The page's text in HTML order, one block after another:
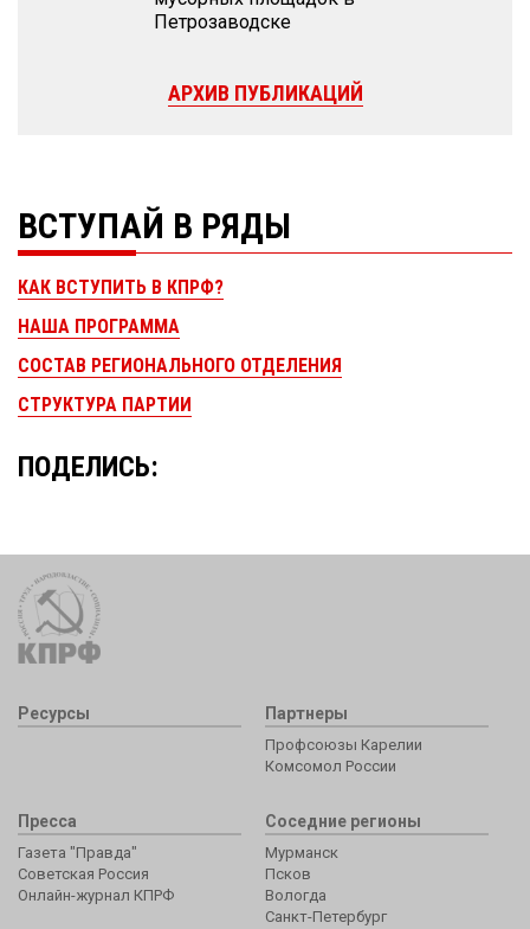
Петрозаводске
АРХИВ ПУБЛИКАЦИЙ
ВСТУПАЙ В РЯДЫ
КАК ВСТУПИТЬ В КПРФ?
НАША ПРОГРАММА
СОСТАВ РЕГИОНАЛЬНОГО ОТДЕЛЕНИЯ
СТРУКТУРА ПАРТИИ
ПОДЕЛИСЬ:
Ресурсы Партнеры
Профсоюзы Карелии
Комсомол России
Пресса
Газета "Правда"
Советская Россия
Онлайн-журнал КПРФ
Соседние регионы
Мурманск
Псков
Вологда
Санкт-Петербург